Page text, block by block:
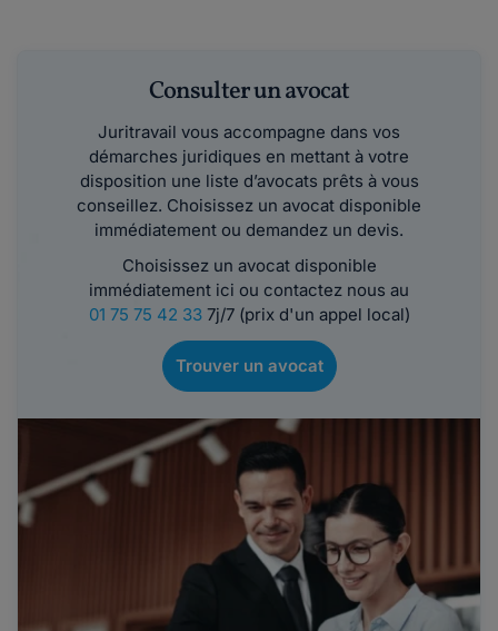
Consulter un avocat
Juritravail vous accompagne dans vos
démarches juridiques en mettant à votre
disposition une liste d’avocats prêts à vous
conseillez. Choisissez un avocat disponible
immédiatement ou demandez un devis.
Choisissez un avocat disponible
immédiatement ici ou contactez nous au
01 75 75 42 337j/7 (prix d'un appel local)
Trouver un avocat